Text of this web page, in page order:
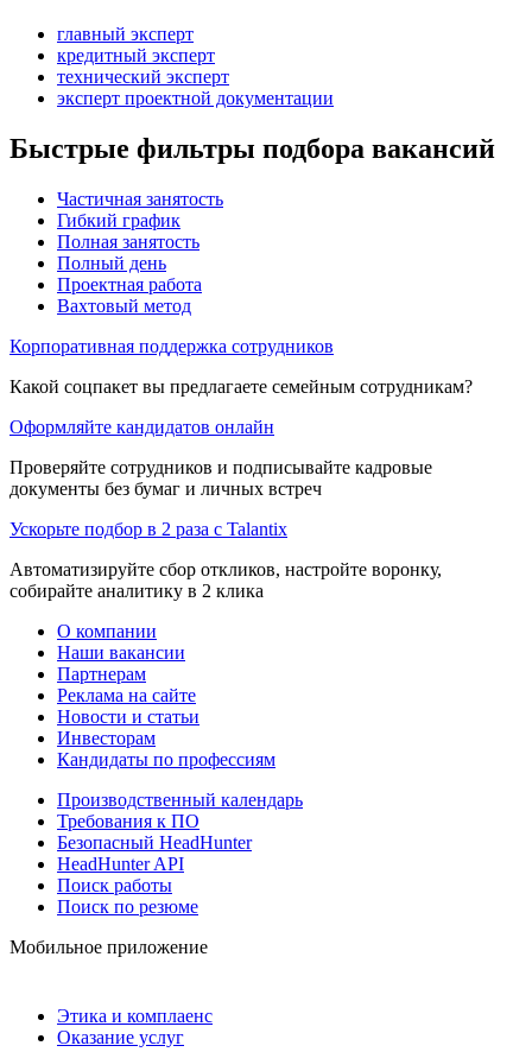
главный эксперт
кредитный эксперт
технический эксперт
эксперт проектной документации
Быстрые фильтры подбора вакансий
Частичная занятость
Гибкий график
Полная занятость
Полный день
Проектная работа
Вахтовый метод
Корпоративная поддержка сотрудников
Какой соцпакет вы предлагаете семейным сотрудникам?
Оформляйте кандидатов онлайн
Проверяйте сотрудников и подписывайте кадровые
документы без бумаг и личных встреч
Ускорьте подбор в 2 раза с Talantix
Автоматизируйте сбор откликов, настройте воронку,
собирайте аналитику в 2 клика
О компании
Наши вакансии
Партнерам
Реклама на сайте
Новости и статьи
Инвесторам
Кандидаты по профессиям
Производственный календарь
Требования к ПО
Безопасный HeadHunter
HeadHunter API
Поиск работы
Поиск по резюме
Мобильное приложение
Этика и комплаенс
Оказание услуг